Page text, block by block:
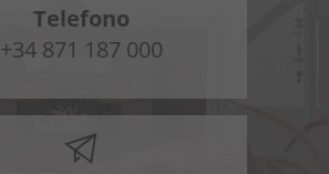
Telefono
+34 871 187 000